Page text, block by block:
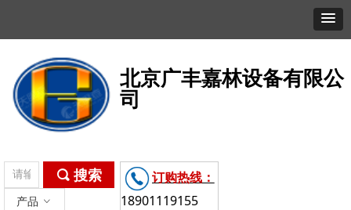
끠 搜索
产品 ꀁ 18901119155
订购热线：
北京广丰嘉林设备有限公
司